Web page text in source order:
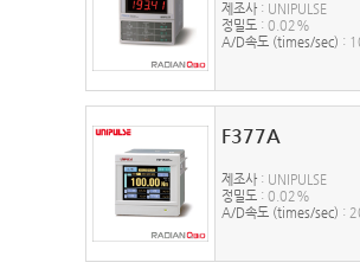
제조사 : UNIPULSE
정밀도 : 0.02%
A/D속도 (times/sec) :
F377A
제조사 : UNIPULSE
정밀도 : 0.02%
A/D속도 (times/sec) :